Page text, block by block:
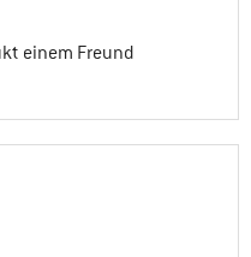
einem Freund